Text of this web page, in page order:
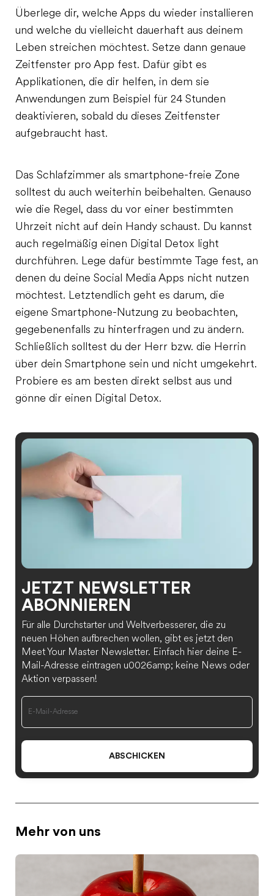
Überlege dir, welche Apps du wieder installieren
und welche du vielleicht dauerhaft aus deinem
Leben streichen möchtest. Setze dann genaue
Zeitfenster pro App fest. Dafür gibt es
Applikationen, die dir helfen, in dem sie
Anwendungen zum Beispiel für 24 Stunden
deaktivieren, sobald du dieses Zeitfenster
aufgebraucht hast.
Das Schlafzimmer als smartphone-freie Zone
solltest du auch weiterhin beibehalten. Genauso
wie die Regel, dass du vor einer bestimmten
Uhrzeit nicht auf dein Handy schaust. Du kannst
auch regelmäßig einen Digital Detox light
durchführen. Lege dafür bestimmte Tage fest, an
denen du deine Social Media Apps nicht nutzen
möchtest. Letztendlich geht es darum, die
eigene Smartphone-Nutzung zu beobachten,
gegebenenfalls zu hinterfragen und zu ändern.
Schließlich solltest du der Herr bzw. die Herrin
über dein Smartphone sein und nicht umgekehrt.
Probiere es am besten direkt selbst aus und
gönne dir einen Digital Detox.
JETZT NEWSLETTER
ABONNIEREN
Für alle Durchstarter und Weltverbesserer, die zu
neuen Höhen aufbrechen wollen, gibt es jetzt den
Meet Your Master Newsletter. Einfach hier deine E-
Mail-Adresse eintragen u0026amp; keine News oder
Aktion verpassen!
ABSCHICKEN
Mehr von uns